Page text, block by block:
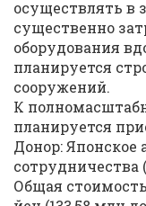
осуществлять в
существенно
оборудования
планируется
сооружений.
К
планируется
Донор: Японское
сотрудничества
Общая